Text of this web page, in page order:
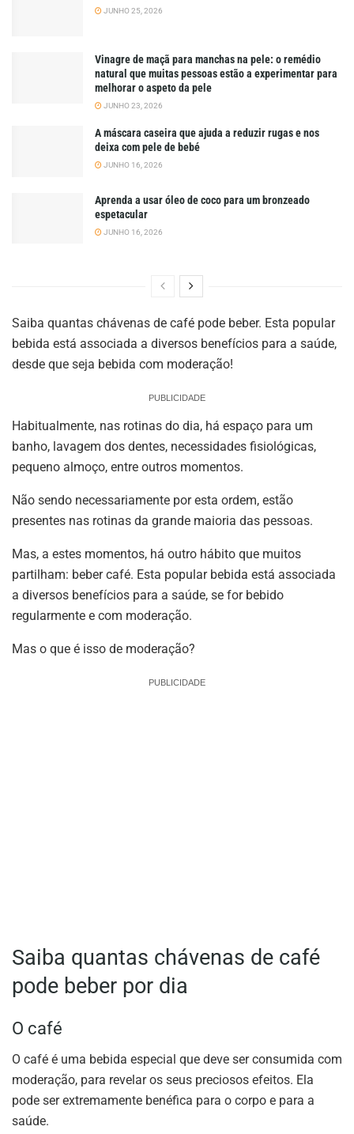
JUNHO 25, 2026
Vinagre de maçã para manchas na pele: o remédio
natural que muitas pessoas estão a experimentar para
melhorar o aspeto da pele
JUNHO 23, 2026
A máscara caseira que ajuda a reduzir rugas e nos
deixa com pele de bebé
JUNHO 16, 2026
Aprenda a usar óleo de coco para um bronzeado
espetacular
JUNHO 16, 2026
Saiba quantas chávenas de café pode beber. Esta popular
bebida está associada a diversos benefícios para a saúde,
desde que seja bebida com moderação!
PUBLICIDADE
Habitualmente, nas rotinas do dia, há espaço para um
banho, lavagem dos dentes, necessidades fisiológicas,
pequeno almoço, entre outros momentos.
Não sendo necessariamente por esta ordem, estão
presentes nas rotinas da grande maioria das pessoas.
Mas, a estes momentos, há outro hábito que muitos
partilham: beber café. Esta popular bebida está associada
a diversos benefícios para a saúde, se for bebido
regularmente e com moderação.
Mas o que é isso de moderação?
PUBLICIDADE
Saiba quantas chávenas de café
pode beber por dia
O café
O café é uma bebida especial que deve ser consumida com
moderação, para revelar os seus preciosos efeitos. Ela
pode ser extremamente benéfica para o corpo e para a
saúde.